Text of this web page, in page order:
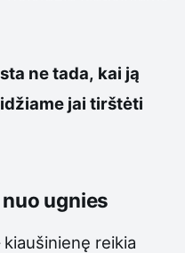
ne tada, kai ją
jai tirštėti
ugnies
reikia